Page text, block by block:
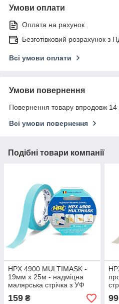
Умови оплати
Оплата на рахунок
Безготівковий розрахунок з
Всі умови оплати
Умови повернення
Повернення товару впродовж 14
Всі умови повернення
Подібні товари компанії
HPX 4900 MULTIMASK -
19мм х 25м - надміцна
малярська стрічка з УФ
захистом
159 ₴ 99